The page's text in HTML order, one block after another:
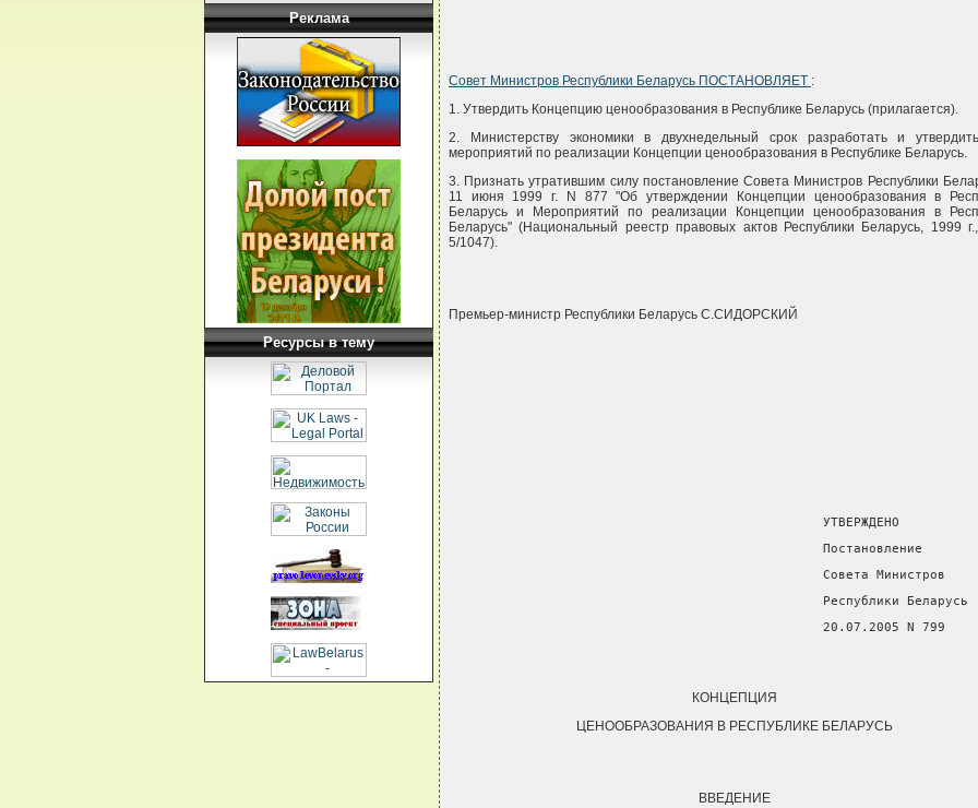
Реклама
Ресурсы в тему
Совет Министров Республики Беларусь ПОСТАНОВЛЯЕТ :
1. Утвердить Концепцию ценообразования в Республике Беларусь (прилагается).
2. Министерству экономики в двухнедельный срок разработать и
мероприятий по реализации Концепции ценообразования в Республике Беларусь.
3. Признать утратившим силу постановление Совета Министров Республики
11 июня 1999 г. N 877 "Об утверждении Концепции ценообразования в
Беларусь и Мероприятий по реализации Концепции ценообразования в
Беларусь" (Национальный реестр правовых актов Республики Беларусь, 1999
5/1047).
Премьер-министр Республики Беларусь С.СИДОРСКИЙ
                                                 УТВЕРЖДЕНО
                                                 Постановление
                                                 Совета Министров
                                                 Республики Беларусь
                                                 20.07.2005 N 799
КОНЦЕПЦИЯ
ЦЕНООБРАЗОВАНИЯ В РЕСПУБЛИКЕ БЕЛАРУСЬ
ВВЕДЕНИЕ